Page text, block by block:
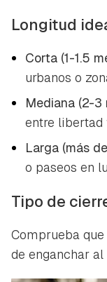
Longitud
Corta (1-1.5
urbanos o
Mediana (2-3
entre libertad
Larga (más
o paseos en
Tipo de
Comprueba
de enganchar